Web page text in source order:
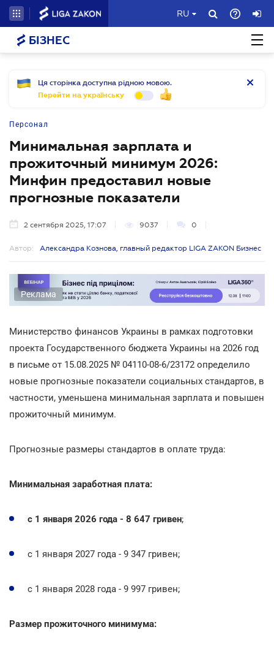
RU
БІЗНЕС
Ця сторінка доступна рідною мовою.
Перейти на українську
Персонал
Минимальная зарплата и
прожиточный минимум 2026:
Минфин предоставил новые
прогнозные показатели
2 сентября 2025, 17:07 9037 0
Автор: Александра Кознова, главный редактор LIGA ZAKON Бизнес
Реклама
Министерство финансов Украины в рамках подготовки
проекта Государственного бюджета Украины на 2026 год
в письме от 15.08.2025 № 04110-08-6/23172 определило
новые прогнозные показатели социальных стандартов, в
частности, уменьшена минимальная зарплата и повышен
прожиточный минимум.
Прогнозные размеры стандартов в оплате труда:
Минимальная заработная плата:
с 1 января 2026 года - 8 647 гривен;
с 1 января 2027 года - 9 347 гривен;
с 1 января 2028 года - 9 997 гривен;
Размер прожиточного минимума: